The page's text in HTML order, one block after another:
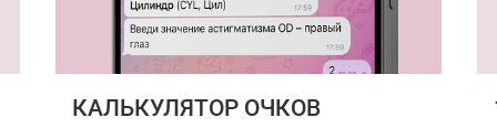
КАЛЬКУЛЯТОР ОЧКОВ